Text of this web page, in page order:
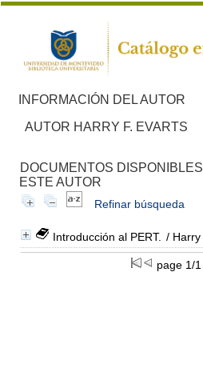
INFORMACIÓN DEL AUTOR
AUTOR HARRY F. EVARTS
DOCUMENTOS
ESTE AUTOR
Refinar búsqueda
Introducción al PERT. / Harry
page 1/1